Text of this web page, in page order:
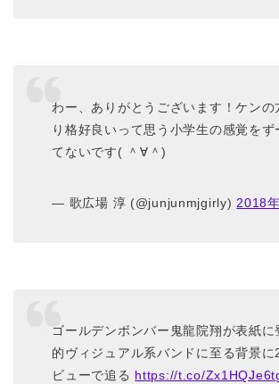
わー、ありがとうございます！ケンの
り格好良いって思う小学生の感覚をず
てないです( ＾∀＾)
— 歌広場 淳 (@junjunmjgirly) 2018
ゴールデンボンバー鬼龍院翔が表紙に
的ヴィジュアル系バンドに至る背景に
ビューで追る https://t.co/